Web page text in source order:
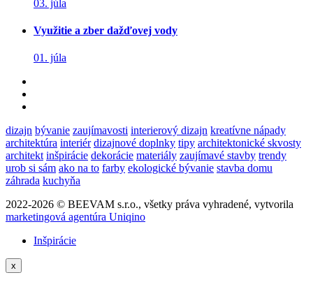
03. júla
Využitie a zber dažďovej vody
01. júla
dizajn bývanie zaujímavosti interierový dizajn kreatívne nápady
architektúra interiér dizajnové doplnky tipy architektonické skvosty
architekt inšpirácie dekorácie materiály zaujímavé stavby trendy
urob si sám ako na to farby ekologické bývanie stavba domu
záhrada kuchyňa
2022-2026 © BEEVAM s.r.o., všetky práva vyhradené, vytvorila
marketingová agentúra Uniqino
Inšpirácie
x